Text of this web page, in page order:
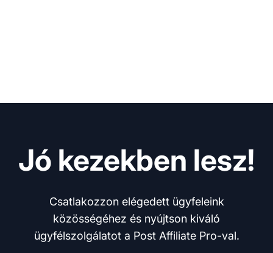
Jó kezekben lesz!
Csatlakozzon elégedett ügyfeleink
közösségéhez és nyújtson kiváló
ügyfélszolgálatot a Post Affiliate Pro-val.